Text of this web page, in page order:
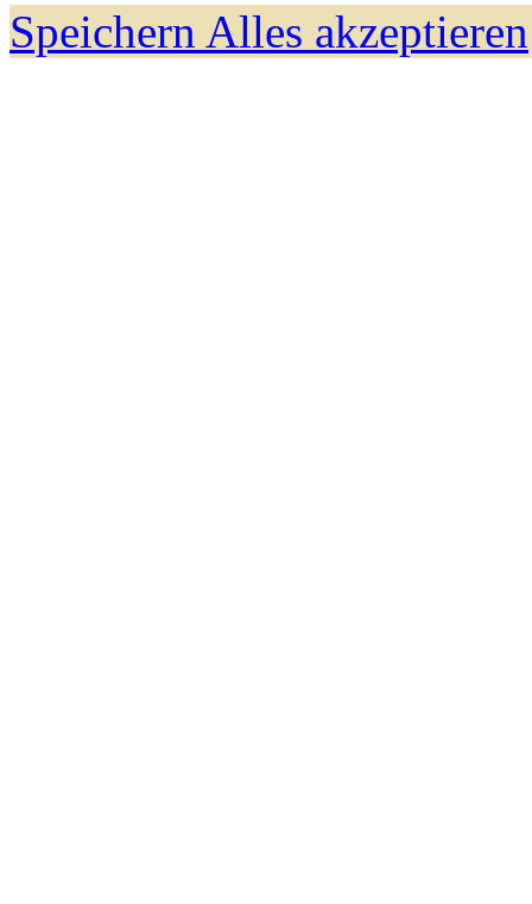
Speichern Alles akzeptieren